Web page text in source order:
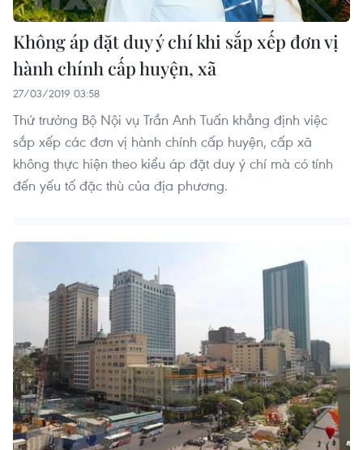
Không áp đặt duy ý chí khi sắp xếp đơn vị
hành chính cấp huyện, xã
27/03/2019 03:58
Thứ trưởng Bộ Nội vụ Trần Anh Tuấn khẳng định việc
sắp xếp các đơn vị hành chính cấp huyện, cấp xã
không thực hiện theo kiểu áp đặt duy ý chí mà có tính
đến yếu tố đặc thù của địa phương.